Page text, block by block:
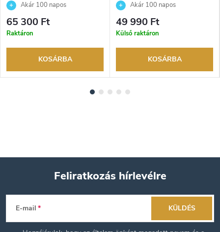
Akár 100 napos
visszaküldési lehetőség. Hivatalos
márkakereskedő.
65 300 Ft
Raktáron
KOSÁRBA
Akár 100 napos
visszaküldési lehetőség. Hivatalos
márkakereskedő.
49 990 Ft
Külső raktáron
KOSÁRBA
L
á
Feliratkozás hírlevélre
E-mail KÜLDÉS